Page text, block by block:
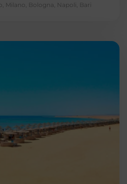
Milano, Bologna, Napoli, Bari